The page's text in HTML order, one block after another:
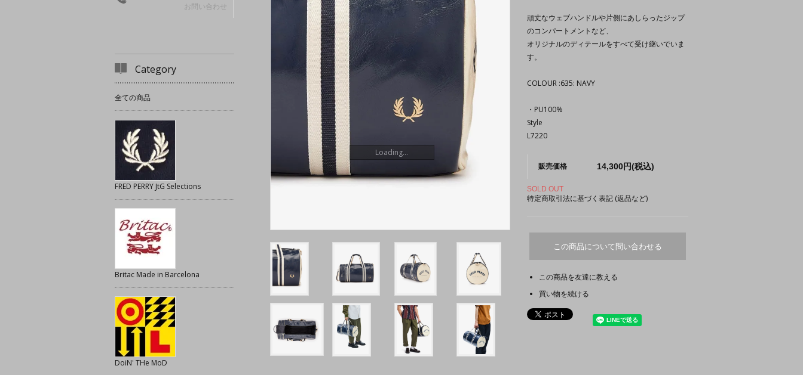
頑丈なウェブハンドルや片側にあしらったジップ
のコンパートメントなど、
オリジナルのディテールをすべて受け継いでいま
す。
COLOUR :635: NAVY
・PU100%
Style
L7220
販売価格 14,300円(税込)
Loading...
SOLD OUT
特定商取引法に基づく表記 (返品など)
この商品について問い合わせる
この商品を友達に教える
買い物を続ける
お問い合わせ
Category
全ての商品
FRED PERRY JtG Selections
Britac Made in Barcelona
DoiN' THe MoD